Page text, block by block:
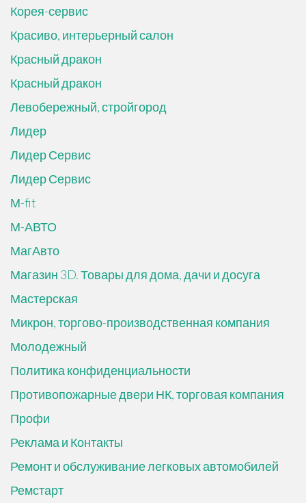
Корея-сервис
Красиво, интерьерный салон
Красный дракон
Красный дракон
Левобережный, стройгород
Лидер
Лидер Сервис
Лидер Сервис
М-fit
М-АВТО
МагАвто
Магазин 3D. Товары для дома, дачи и досуга
Мастерская
Микрон, торгово-производственная компания
Молодежный
Политика конфиденциальности
Противопожарные двери НК, торговая компания
Профи
Реклама и Контакты
Ремонт и обслуживание легковых автомобилей
Ремстарт